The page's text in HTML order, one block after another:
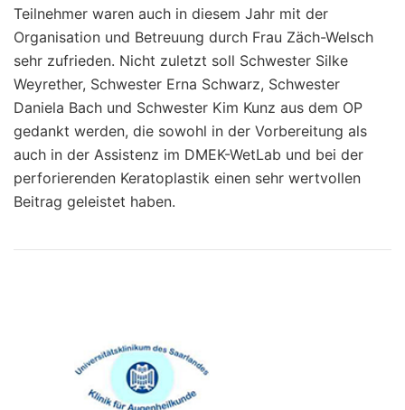
Teilnehmer waren auch in diesem Jahr mit der
Organisation und Betreuung durch Frau Zäch-Welsch
sehr zufrieden. Nicht zuletzt soll Schwester Silke
Weyrether, Schwester Erna Schwarz, Schwester
Daniela Bach und Schwester Kim Kunz aus dem OP
gedankt werden, die sowohl in der Vorbereitung als
auch in der Assistenz im DMEK-WetLab und bei der
perforierenden Keratoplastik einen sehr wertvollen
Beitrag geleistet haben.